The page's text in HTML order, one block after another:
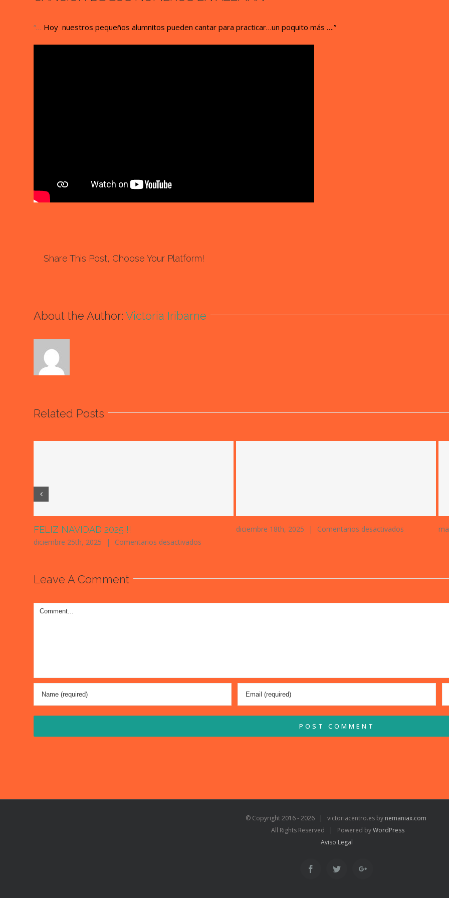
“… Hoy nuestros pequeños alumnitos pueden cantar para practicar…un poquito más ….”
Share This Post, Choose Your Platform!
About the Author:Victoria Iribarne
Related Posts
FELIZ NAVIDAD 2025!!!
diciembre 25th, 2025 | Comentarios desactivados
diciembre 18th, 2025 | Comentarios desactivados
Leave A Comment
Comment
© Copyright 2016 -2026 | victoriacentro.es by nemaniax.com
All Rights Reserved | Powered byWordPress
Aviso Legal
FacebookTwitter Google+